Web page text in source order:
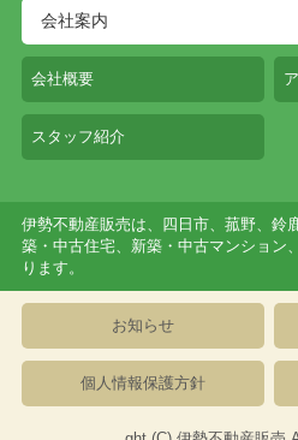
会社案内
会社概要
スタッフ紹介
伊勢不動産販売は、四日市、菰野、鈴
築・中古住宅、新築・中古マンション
ります。
お知らせ
個人情報保護方針